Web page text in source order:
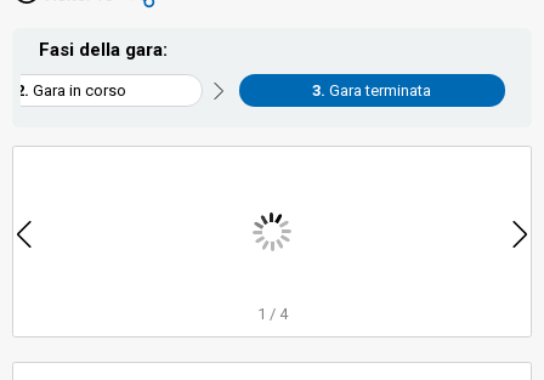
Fasi della gara:
Gara in corso Gara terminata
1 / 4